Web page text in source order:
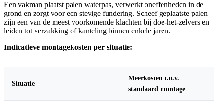
Een vakman plaatst palen waterpas, verwerkt oneffenheden in de
grond en zorgt voor een stevige fundering. Scheef geplaatste palen
zijn een van de meest voorkomende klachten bij doe-het-zelvers en
leiden tot verzakking of kanteling binnen enkele jaren.
Indicatieve montagekosten per situatie:
Situatie
Meerkosten t.o.v.
standaard montage